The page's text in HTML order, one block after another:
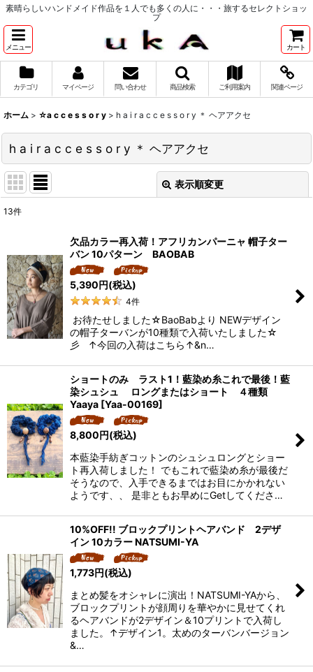
素晴らしいハンドメイド作品を１人でも多くの人に・・・旅するセレクトショッ
プ
メニュー カート
カテゴリ マイページ 問い合わせ 商品検索 ご利用案内 関連ページ
ホーム > ☆a c c e s s o r y > h a i r a c c e s s o r y ＊ ヘアアクセ
h a i r a c c e s s o r y ＊ ヘアアクセ
表示順変更
並び順:
絞り込む
13件
欠品カラー再入荷！アフリカンパーニャ 帽子ター
バン 10パターン BAOBAB
5,390円(税込)
4件
お待たせしました☆BaoBabより NEWデザイン
の帽子ターバンが10種類で入荷いたしました☆
彡 ↑今回の入荷はこちら↑&n…
ショートのみ ラスト1！藍染め糸これで最後！藍
染シュシュ ロングまたはショート ４種類
Yaaya [Yaa-00169]
8,800円(税込)
本藍染手紡ぎコットンのシュシュロングとショー
ト再入荷しました！ でもこれで藍染め糸が最後だ
そうなので、入手できるまではお目にかかれない
ようです、、 是非ともお早めにGetしてくださ…
10%OFF!! ブロックプリントヘアバンド 2デザ
イン 10カラー NATSUMI-YA
1,773円(税込)
まとめ髪をオシャレに演出！NATSUMI-YAから、
ブロックプリントが顔周りを華やかに見せてくれ
るヘアバンドが2デザイン＆10プリントで入荷し
ました。↑デザイン1。太めのターバンバージョン
&…